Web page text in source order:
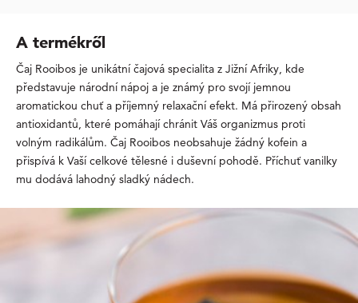
A termékről
Čaj Rooibos je unikátní čajová specialita z Jižní Afriky, kde
představuje národní nápoj a je známý pro svojí jemnou
aromatickou chuť a příjemný relaxační efekt. Má přirozený obsah
antioxidantů, které pomáhají chránit Váš organizmus proti
volným radikálům. Čaj Rooibos neobsahuje žádný kofein a
přispívá k Vaší celkové tělesné i duševní pohodě. Příchuť vanilky
mu dodává lahodný sladký nádech.